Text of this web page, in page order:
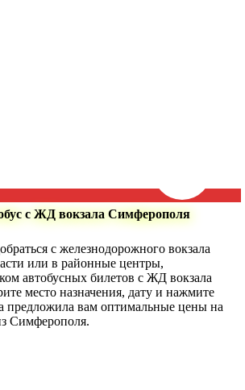
с ЖД вокзала Симферополя
с железнодорожного вокзала
или в районные центры,
автобусных билетов с ЖД вокзала
место назначения, дату и нажмите
предложила вам оптимальные цены на
Симферополя.